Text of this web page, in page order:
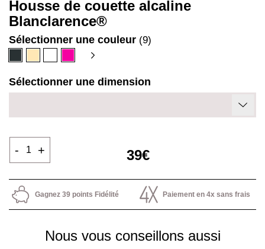
Housse de couette alcaline
Blanclarence®
Sélectionner une couleur (9)
Fuschia
Sélectionner une dimension
39€
- +
Gagnez 39 points Fidélité Paiement en 4x sans frais
Nous vous conseillons aussi